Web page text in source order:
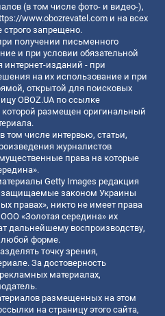
(в том числе фото- и видео-),
www.obozrevatel.com и на всех
запрещено.
получении письменного
и при условии обязательной
интернет-изданий - при
на их использование и при
открытой для поисковых
OBOZ.UA по ссылке
которой размещен оригинальный
том числе интервью, статьи,
журналистов
права на которые
Getty Images редакция
законом Украины
правах», никто не имеет права
«Золотая середина» их
дальнейшему воспроизводству,
любой форме.
точку зрения,
За достоверность
материалах,
размещенных на этом
на страницу этого сайта,